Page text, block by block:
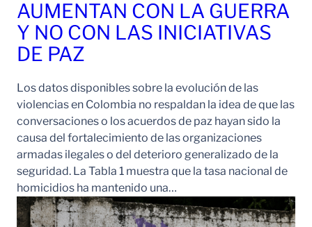
AUMENTAN CON LA GUERRA
Y NO CON LAS INICIATIVAS
DE PAZ
Los datos disponibles sobre la evolución de las
violencias en Colombia no respaldan la idea de que las
conversaciones o los acuerdos de paz hayan sido la
causa del fortalecimiento de las organizaciones
armadas ilegales o del deterioro generalizado de la
seguridad. La Tabla 1 muestra que la tasa nacional de
homicidios ha mantenido una…